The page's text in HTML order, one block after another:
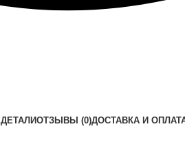
ДЕТАЛИОТЗЫВЫ (0)ДОСТАВКА И